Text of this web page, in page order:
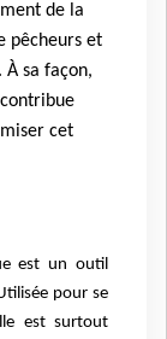
de la
pêcheurs et
sa façon,
cet
est un outil
pour se
est surtout